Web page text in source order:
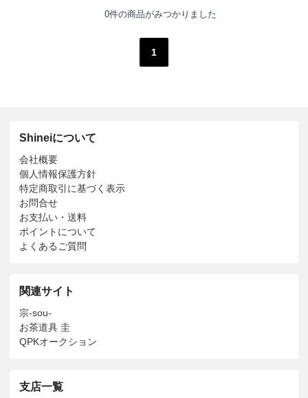
0件の商品がみつかりました
1
Shineiについて
会社概要
個人情報保護方針
特定商取引に基づく表示
お問合せ
お支払い・送料
ポイントについて
よくあるご質問
関連サイト
宗-sou-
お茶道具 圭
QPKオークション
支店一覧